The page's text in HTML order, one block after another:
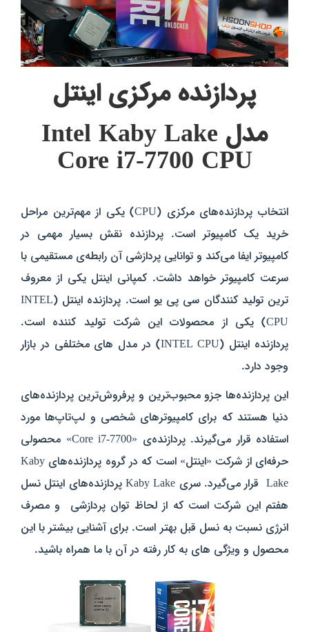
پردازنده مرکزی اینتل
مدل Intel Kaby Lake
Core i7-7700 CPU
انتخاب پردازنده‌های مرکزی (CPU) یکی از مهم‌ترین مراحل
خرید یک کامپیوتر است. پردازنده نقش بسیار مهمی در
کامپیوتر ایفا می‌کند و توانایی پردازشی آن رابطه‌ی مستقیمی با
سرعت کامپیوتر خواهد داشت. کمپانی اینتل یکی از معروف
ترین تولید کنندگان سی پی یو است. پردازنده اینتل (INTEL
CPU) یکی از محصولات این شرکت تولید کننده است.
پردازنده اینتل (INTEL CPU) در مدل های مختلفی در بازار
وجود دارد.
این پردازنده‌ها جزو محبوب‌ترین و پرفروش‌ترین پردازنده‌های
دنیا هستند که برای کامپیوتر‌های شخصی و لپ‌تاپ‌ها مورد
استفاده قرار می‌گیرند. پردازنده‌ی «Core i7-7700» محصولی
حرفه‌ای از شرکت «اینتل» است که در گروه پردازنده‌های Kaby
Lake قرار می‌گیرد. سری Kaby Lake پردازنده‌های اینتل نسل
هفتم این شرکت است که از لحاظ توان پردازشی و مصرف
انرژی نسبت به نسل قبل بهتر است. برای آشنایی بیشتر با این
محصول و ویژگی های به کار رفته در آن با ما همراه باشید.